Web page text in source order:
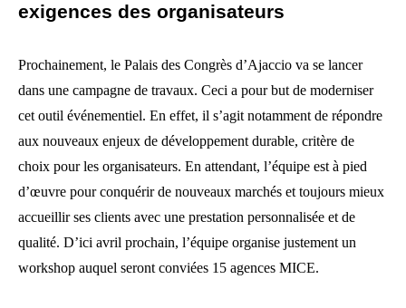
exigences des organisateurs
Prochainement, le Palais des Congrès d’Ajaccio va se lancer
dans une campagne de travaux. Ceci a pour but de moderniser
cet outil événementiel. En effet, il s’agit notamment de répondre
aux nouveaux enjeux de développement durable, critère de
choix pour les organisateurs. En attendant, l’équipe est à pied
d’œuvre pour conquérir de nouveaux marchés et toujours mieux
accueillir ses clients avec une prestation personnalisée et de
qualité. D’ici avril prochain, l’équipe organise justement un
workshop auquel seront conviées 15 agences MICE.